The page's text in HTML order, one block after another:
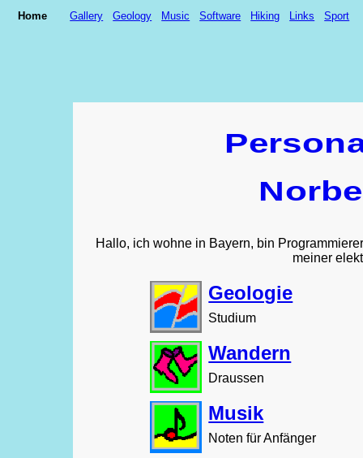
Home Gallery Geology Music Software Hiking Links Sport
Hallo, ich wohne in Bayern, bin
meiner
Geologie
Studium
Wandern
Draussen
Musik
Noten für Anfänger